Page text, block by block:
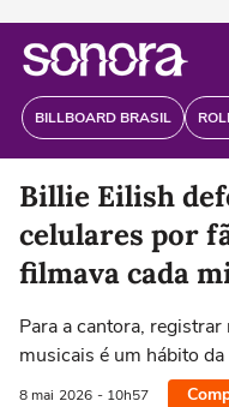
BILLBOARD BRASIL
Billie Eilish
celulares por
filmava cada
Para a cantora,
musicais é um hábito
8 mai 2026 - 10h57